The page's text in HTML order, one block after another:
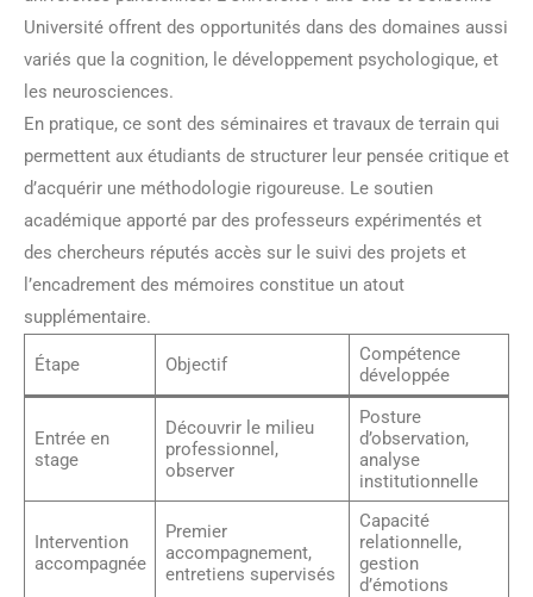
Université offrent des opportunités dans des domaines aussi
variés que la cognition, le développement psychologique, et
les neurosciences.
En pratique, ce sont des séminaires et travaux de terrain qui
permettent aux étudiants de structurer leur pensée critique et
d’acquérir une méthodologie rigoureuse. Le soutien
académique apporté par des professeurs expérimentés et
des chercheurs réputés accès sur le suivi des projets et
l’encadrement des mémoires constitue un atout
supplémentaire.
Étape Objectif
Compétence
développée
Entrée en
stage
Découvrir le milieu
professionnel,
observer
Posture
d’observation,
analyse
institutionnelle
Intervention
accompagnée
Premier
accompagnement,
entretiens supervisés
Capacité
relationnelle,
gestion
d’émotions